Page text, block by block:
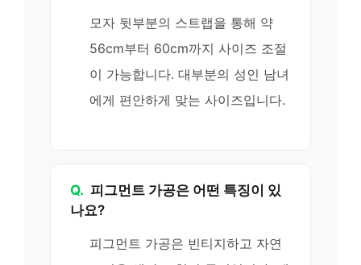
모자 뒷부분의 스트랩을 통해 약
56cm부터 60cm까지 사이즈 조절
이 가능합니다. 대부분의 성인 남녀
에게 편안하게 맞는 사이즈입니다.
Q. 피그먼트 가공은 어떤 특징이 있
나요?
피그먼트 가공은 빈티지하고 자연